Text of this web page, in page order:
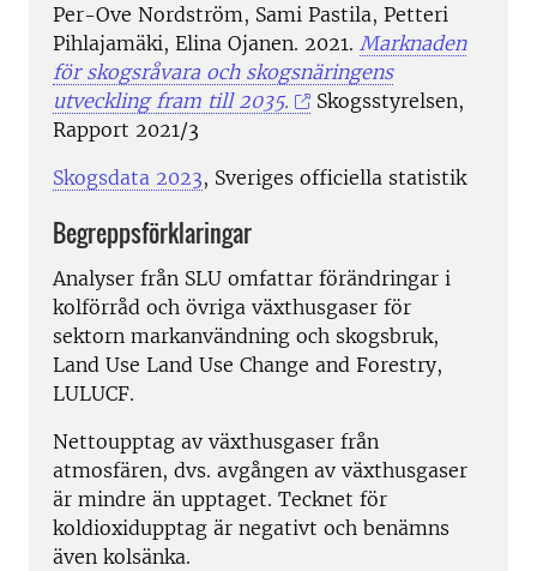
Per-Ove Nordström, Sami Pastila, Petteri
Pihlajamäki, Elina Ojanen. 2021. Marknaden
för skogsråvara och skogsnäringens
utveckling fram till 2035.
Skogsstyrelsen,
Rapport 2021/3
Skogsdata 2023, Sveriges officiella statistik
Begreppsförklaringar
Analyser från SLU omfattar förändringar i
kolförråd och övriga växthusgaser för
sektorn markanvändning och skogsbruk,
Land Use Land Use Change and Forestry,
LULUCF.
Nettoupptag av växthusgaser från
atmosfären, dvs. avgången av växthusgaser
är mindre än upptaget. Tecknet för
koldioxidupptag är negativt och benämns
även kolsänka.